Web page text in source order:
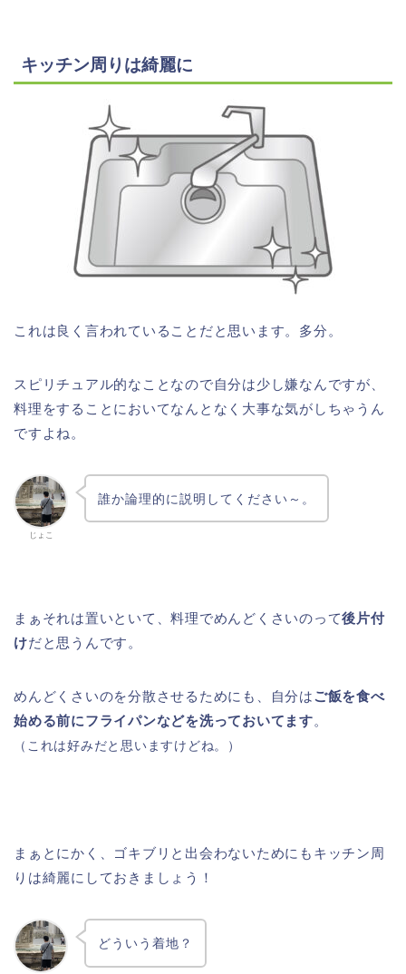
キッチン周りは綺麗に
これは良く言われていることだと思います。多分。
スピリチュアル的なことなので自分は少し嫌なんですが、
料理をすることにおいてなんとなく大事な気がしちゃうん
ですよね。
じょこ
誰か論理的に説明してください～。
まぁそれは置いといて、料理でめんどくさいのって後片付
けだと思うんです。
めんどくさいのを分散させるためにも、自分はご飯を食べ
始める前にフライパンなどを洗っておいてます。
（これは好みだと思いますけどね。）
まぁとにかく、ゴキブリと出会わないためにもキッチン周
りは綺麗にしておきましょう！
どういう着地？